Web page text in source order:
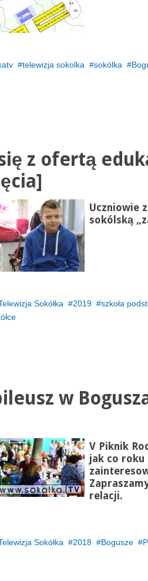
telewizja sokolka sokólka
z ofertą
Uczniowie
sokólską
Sokółka 2019 szkoła
w
V Piknik
jak co roku
relacji.
Sokółka 2018 Bogusze